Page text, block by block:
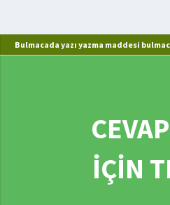
Bulmacada yazı yazma maddesi
İÇİN